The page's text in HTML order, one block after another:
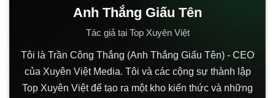
Anh Thắng Giấu Tên
Tác giả tại Top Xuyên Việt
Tôi là Trần Công Thắng (Anh Thắng Giấu Tên) - CEO
của Xuyên Việt Media. Tôi và các cộng sự thành lập
Top Xuyên Việt để tạo ra một kho kiến thức và những